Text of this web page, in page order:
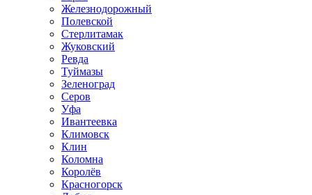
Железнодорожный
Полевской
Стерлитамак
Жуковский
Ревда
Туймазы
Зеленоград
Серов
Уфа
Ивантеевка
Климовск
Клин
Коломна
Королёв
Красногорск